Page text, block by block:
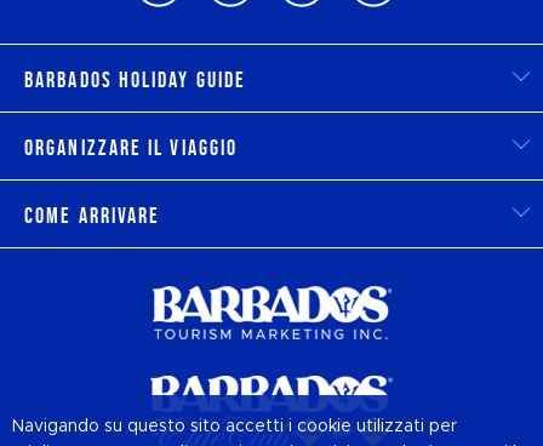
Barbados Holiday Guide
Organizzare il viaggio
Come arrivare
Navigando su questo sito accetti i cookie utilizzati per